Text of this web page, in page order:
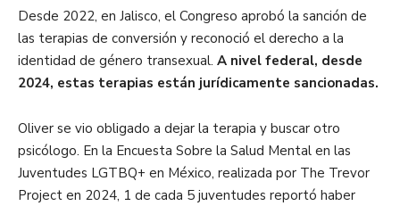
Desde 2022, en Jalisco, el Congreso aprobó la sanción de
las terapias de conversión y reconoció el derecho a la
identidad de género transexual. A nivel federal, desde
2024, estas terapias están jurídicamente sancionadas.
Oliver se vio obligado a dejar la terapia y buscar otro
psicólogo. En la Encuesta Sobre la Salud Mental en las
Juventudes LGTBQ+ en México, realizada por The Trevor
Project en 2024, 1 de cada 5 juventudes reportó haber